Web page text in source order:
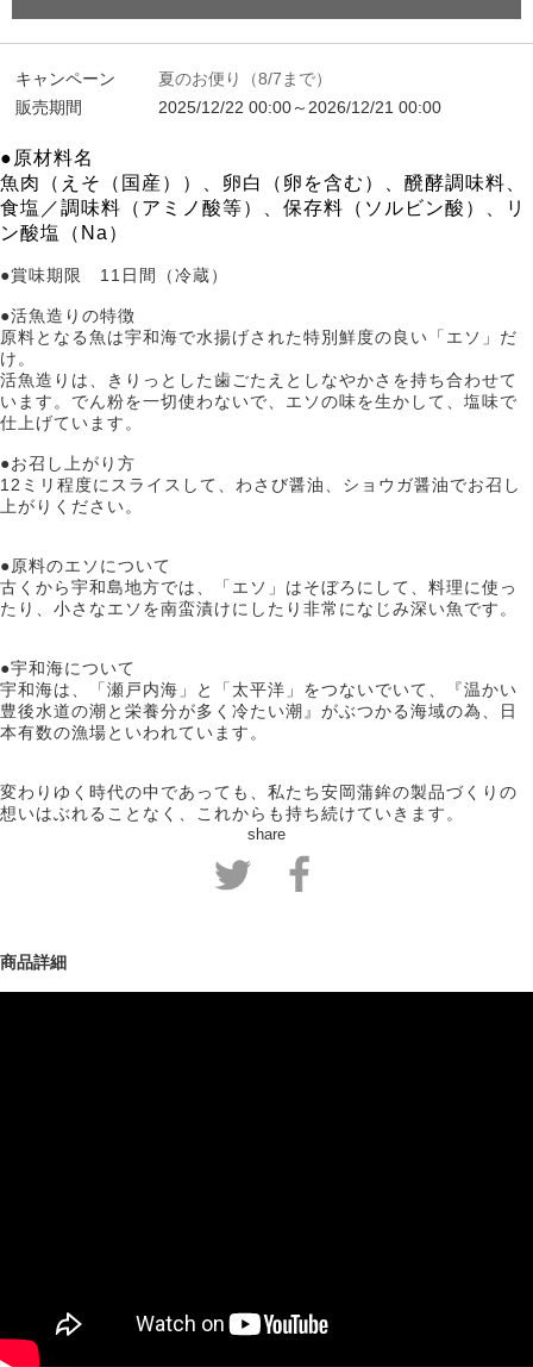
キャンペーン
夏のお便り（8/7まで）
販売期間
2025/12/22 00:00～2026/12/21 00:00
●原材料名
魚肉（えそ（国産））、卵白（卵を含む）、醗酵調味料、
食塩／調味料（アミノ酸等）、保存料（ソルビン酸）、リ
ン酸塩（Na）
●賞味期限 11日間（冷蔵）
●活魚造りの特徴
原料となる魚は宇和海で水揚げされた特別鮮度の良い「エソ」だ
け。
活魚造りは、きりっとした歯ごたえとしなやかさを持ち合わせて
います。でん粉を一切使わないで、エソの味を生かして、塩味で
仕上げています。
●お召し上がり方
12ミリ程度にスライスして、わさび醤油、ショウガ醤油でお召し
上がりください。
●原料のエソについて
古くから宇和島地方では、「エソ」はそぼろにして、料理に使っ
たり、小さなエソを南蛮漬けにしたり非常になじみ深い魚です。
●宇和海について
宇和海は、「瀬戸内海」と「太平洋」をつないでいて、『温かい
豊後水道の潮と栄養分が多く冷たい潮』がぶつかる海域の為、日
本有数の漁場といわれています。
変わりゆく時代の中であっても、私たち安岡蒲鉾の製品づくりの
想いはぶれることなく、これからも持ち続けていきます。
share
商品詳細